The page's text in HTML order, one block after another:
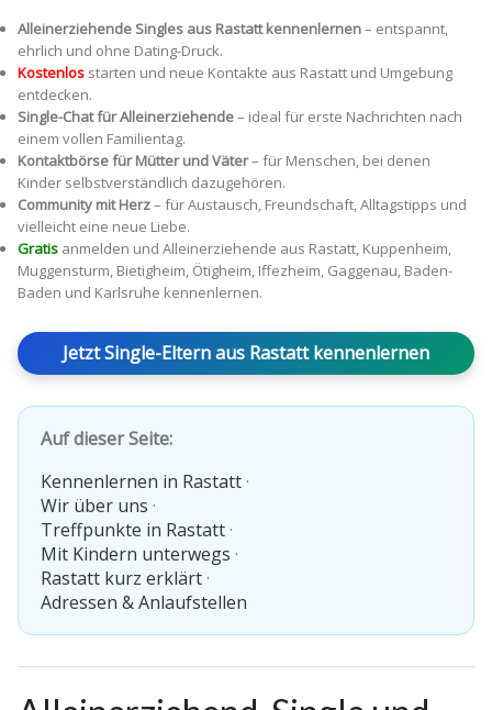
Alleinerziehende Singles aus Rastatt kennenlernen– entspannt,
ehrlich und ohne Dating-Druck.
Kostenlos starten und neue Kontakte aus Rastatt und Umgebung
entdecken.
Single-Chat für Alleinerziehende– ideal für erste Nachrichten nach
einem vollen Familientag.
Kontaktbörse für Mütter und Väter– für Menschen, bei denen
Kinder selbstverständlich dazugehören.
Community mit Herz– für Austausch, Freundschaft, Alltagstipps und
vielleicht eine neue Liebe.
Gratis anmelden und Alleinerziehende aus Rastatt, Kuppenheim,
Muggensturm, Bietigheim, Ötigheim, Iffezheim, Gaggenau, Baden-
Baden und Karlsruhe kennenlernen.
Jetzt Single-Eltern aus Rastatt kennenlernen
Auf dieser Seite:
Kennenlernen in Rastatt·
Wir über uns ·
Treffpunkte in Rastatt·
Mit Kindern unterwegs ·
Rastatt kurz erklärt·
Adressen & Anlaufstellen